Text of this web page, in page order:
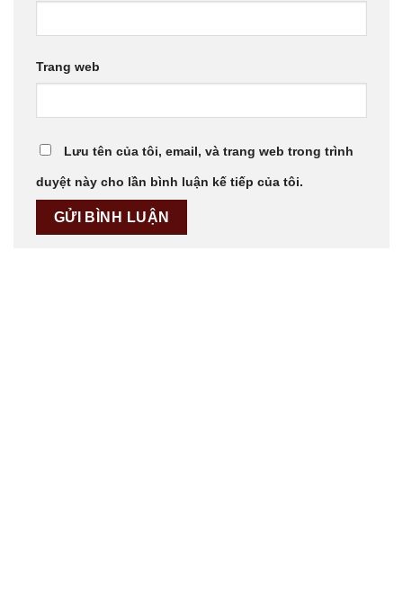
Trang web
Lưu tên của tôi, email, và trang web trong trình
duyệt này cho lần bình luận kế tiếp của tôi.